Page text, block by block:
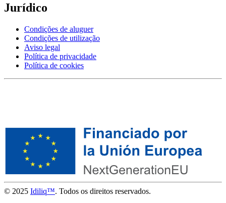
Jurídico
Condições de aluguer
Condições de utilização
Aviso legal
Política de privacidade
Política de cookies
© 2025 Idiliq™. Todos os direitos reservados.